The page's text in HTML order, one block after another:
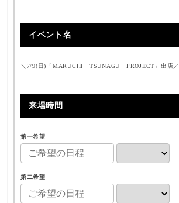
イベント名
＼7/9(日)「MARUCHI TSUNAGU PROJECT」出店／
来場時間
第一希望
第二希望